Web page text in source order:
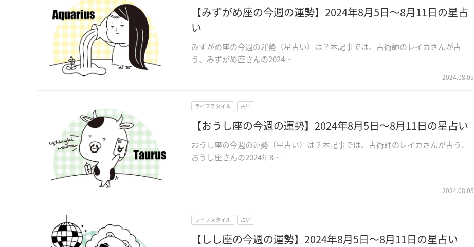
【みずがめ座の今週の運勢】2024年8月5日～8月11日の星占
い
みずがめ座の今週の運勢（星占い）は？本記事では、占術師のレイカさんが占
う、みずがめ座さんの2024…
2024.08.05
ライフスタイル 占い
【おうし座の今週の運勢】2024年8月5日～8月11日の星占い
おうし座の今週の運勢（星占い）は？本記事では、占術師のレイカさんが占う、
おうし座さんの2024年8…
2024.08.05
ライフスタイル 占い
【しし座の今週の運勢】2024年8月5日～8月11日の星占い